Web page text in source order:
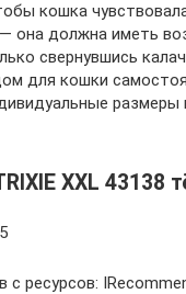
кошка
она должна иметь
свернувшись
для кошки
размеры
XXL 43138
ресурсов: